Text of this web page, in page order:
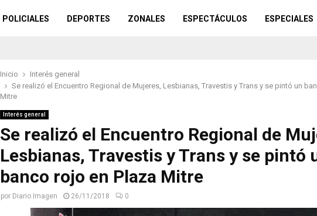
POLICIALES DEPORTES ZONALES ESPECTÁCULOS ESPECIALES
Inicio
Interés general
Se realizó el Encuentro Regional de Mujeres, Lesbianas, Travestis y Trans y se pintó un
Mitre
Interés general
Se realizó el Encuentro Regional de
Lesbianas, Travestis y Trans y se pintó
banco rojo en Plaza Mitre
por Diario Imagen 26/11/2018 0